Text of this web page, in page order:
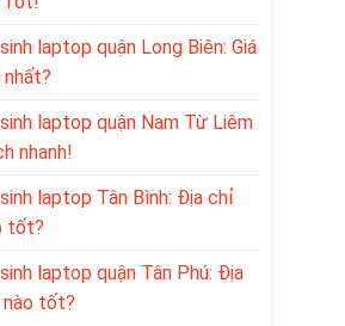
laptop quận Long Biên: Giá
laptop quận Nam Từ Liêm
nhanh!
laptop Tân Bình: Địa chỉ
tốt?
laptop quận Tân Phú: Địa
tốt?